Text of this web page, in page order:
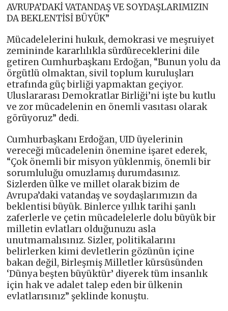
AVRUPA’DAKİ VATANDAŞ VE SOYDAŞLARIMIZIN
DA BEKLENTİSİ BÜYÜK”
Mücadelelerini hukuk, demokrasi ve meşruiyet
zemininde kararlılıkla sürdüreceklerini dile
getiren Cumhurbaşkanı Erdoğan, “Bunun yolu da
örgütlü olmaktan, sivil toplum kuruluşları
etrafında güç birliği yapmaktan geçiyor.
Uluslararası Demokratlar Birliği’ni işte bu kutlu
ve zor mücadelenin en önemli vasıtası olarak
görüyoruz” dedi.
Cumhurbaşkanı Erdoğan, UID üyelerinin
vereceği mücadelenin önemine işaret ederek,
“Çok önemli bir misyon yüklenmiş, önemli bir
sorumluluğu omuzlamış durumdasınız.
Sizlerden ülke ve millet olarak bizim de
Avrupa’daki vatandaş ve soydaşlarımızın da
beklentisi büyük. Binlerce yıllık tarihi şanlı
zaferlerle ve çetin mücadelelerle dolu büyük bir
milletin evlatları olduğunuzu asla
unutmamalısınız. Sizler, politikalarını
belirlerken kimi devletlerin gözünün içine
bakan değil, Birleşmiş Milletler kürsüsünden
‘Dünya beşten büyüktür’ diyerek tüm insanlık
için hak ve adalet talep eden bir ülkenin
evlatlarısınız” şeklinde konuştu.